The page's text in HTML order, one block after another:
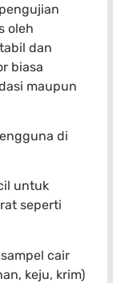
oleh
dan
biasa
maupun
di
untuk
seperti
cair
keju, krim)